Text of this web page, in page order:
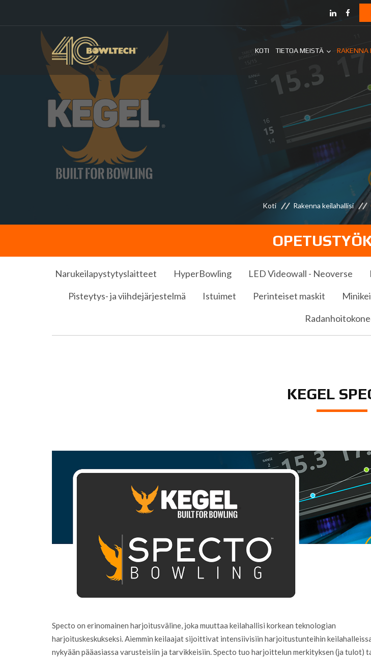
KOTI TIETOA MEISTÄ RAKENNA
Koti Rakenna keilahallisi
Narukeilapystytyslaitteet HyperBowling LED Videowall - Neoverse
Pisteytys- ja viihdejärjestelmä
Istuimet Perinteiset maskit
KEGEL
Specto on erinomainen harjoitusväline, joka muuttaa keilahallisi korkean teknologian
harjoituskeskukseksi. Aiemmin keilaajat sijoittivat intensiivisiin harjoitustunteihin
nykyään pääasiassa varusteisiin ja tarvikkeisiin. Specto tuo harjoittelun merkityksen (ja tulot)